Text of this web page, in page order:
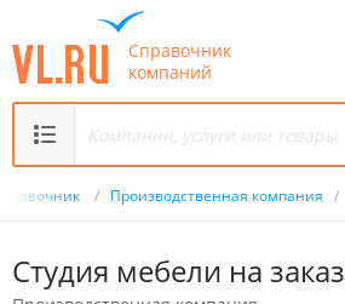
Справочник
компаний
/ Производственная компания /
Студия мебели на заказ